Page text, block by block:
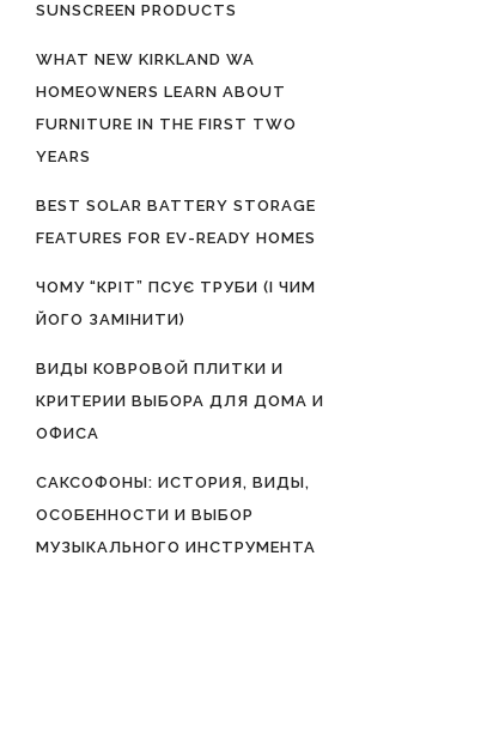
SUNSCREEN PRODUCTS
WHAT NEW KIRKLAND WA
HOMEOWNERS LEARN ABOUT
FURNITURE IN THE FIRST TWO
YEARS
BEST SOLAR BATTERY STORAGE
FEATURES FOR EV-READY HOMES
ЧОМУ “КРІТ” ПСУЄ ТРУБИ (І ЧИМ
ЙОГО ЗАМІНИТИ)
ВИДЫ КОВРОВОЙ ПЛИТКИ И
КРИТЕРИИ ВЫБОРА ДЛЯ ДОМА И
ОФИСА
САКСОФОНЫ: ИСТОРИЯ, ВИДЫ,
ОСОБЕННОСТИ И ВЫБОР
МУЗЫКАЛЬНОГО ИНСТРУМЕНТА